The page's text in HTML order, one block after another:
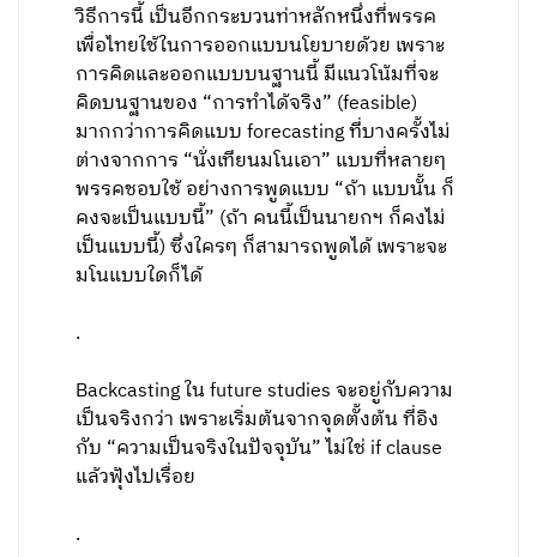
วิธีการนี้ เป็นอีกกระบวนท่าหลักหนึ่งที่พรรค
เพื่อไทยใช้ในการออกแบบนโยบายด้วย เพราะ
การคิดและออกแบบบนฐานนี้ มีแนวโน้มที่จะ
คิดบนฐานของ “การทำได้จริง” (feasible)
มากกว่าการคิดแบบ forecasting ที่บางครั้งไม่
ต่างจากการ “นั่งเทียนมโนเอา” แบบที่หลายๆ
พรรคชอบใช้ อย่างการพูดแบบ “ถ้า แบบนั้น ก็
คงจะเป็นแบบนี้” (ถ้า คนนี้เป็นนายกฯ ก็คงไม่
เป็นแบบนี้) ซึ่งใครๆ ก็สามารถพูดได้ เพราะจะ
มโนแบบใดก็ได้
.
Backcasting ใน future studies จะอยู่กับความ
เป็นจริงกว่า เพราะเริ่มต้นจากจุดตั้งต้น ที่อิง
กับ “ความเป็นจริงในปัจจุบัน” ไม่ใช่ if clause
แล้วฟุ้งไปเรื่อย
.